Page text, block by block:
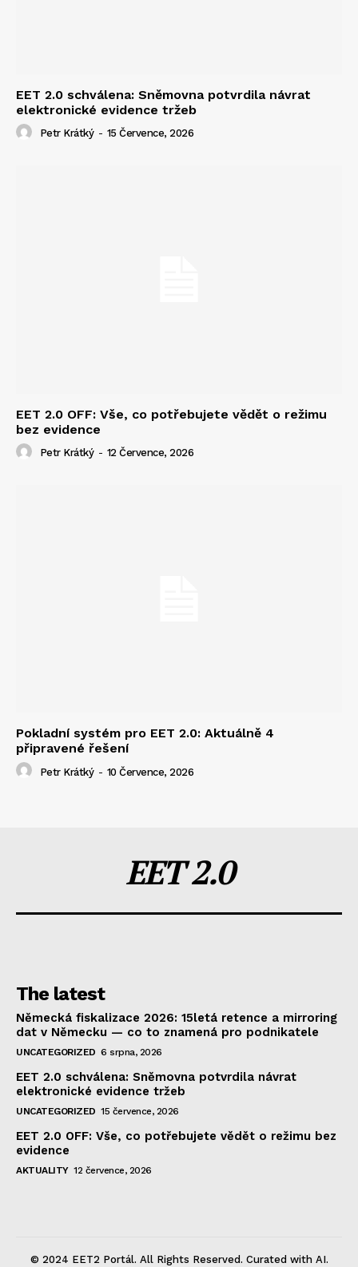
EET 2.0 schválena: Sněmovna potvrdila návrat
elektronické evidence tržeb
Petr Krátký - 15 Července, 2026
EET 2.0 OFF: Vše, co potřebujete vědět o režimu
bez evidence
Petr Krátký - 12 Července, 2026
Pokladní systém pro EET 2.0: Aktuálně 4
připravené řešení
Petr Krátký - 10 Července, 2026
EET 2.0
The latest
Německá fiskalizace 2026: 15letá retence a mirroring
dat v Německu — co to znamená pro podnikatele
UNCATEGORIZED 6 srpna, 2026
EET 2.0 schválena: Sněmovna potvrdila návrat
elektronické evidence tržeb
UNCATEGORIZED 15 července, 2026
EET 2.0 OFF: Vše, co potřebujete vědět o režimu bez
evidence
AKTUALITY 12 července, 2026
© 2024 EET2 Portál. All Rights Reserved. Curated with AI.